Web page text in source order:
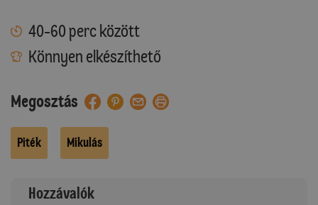
40-60 perc között
Könnyen elkészíthető
Megosztás
Piték Mikulás
Hozzávalók